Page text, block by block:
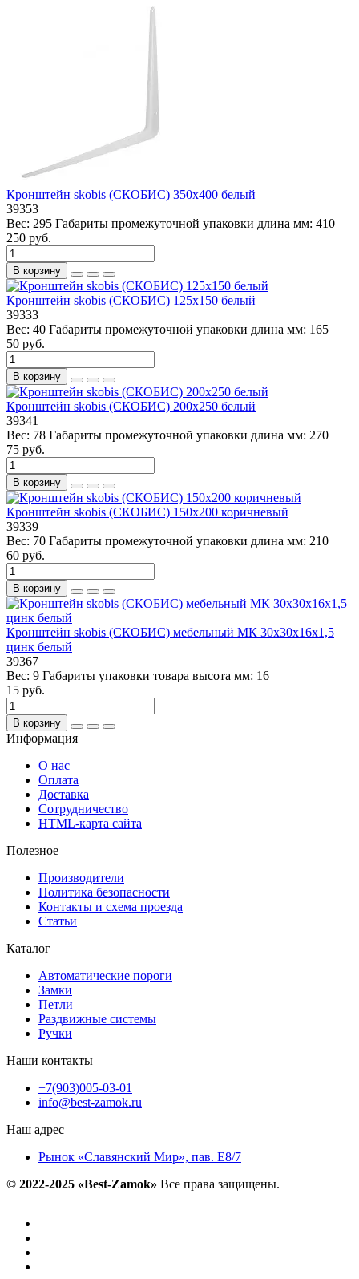
Кронштейн skobis (СКОБИС) 350x400 белый
39353
Вес: 295 Габариты промежуточной упаковки длина мм: 410
250 руб.
В корзину
Кронштейн skobis (СКОБИС) 125x150 белый
39333
Вес: 40 Габариты промежуточной упаковки длина мм: 165
50 руб.
В корзину
Кронштейн skobis (СКОБИС) 200x250 белый
39341
Вес: 78 Габариты промежуточной упаковки длина мм: 270
75 руб.
В корзину
Кронштейн skobis (СКОБИС) 150x200 коричневый
39339
Вес: 70 Габариты промежуточной упаковки длина мм: 210
60 руб.
В корзину
Кронштейн skobis (СКОБИС) мебельный МК 30х30х16х1,5
цинк белый
39367
Вес: 9 Габариты упаковки товара высота мм: 16
15 руб.
В корзину
Информация
О нас
Оплата
Доставка
Сотрудничество
HTML-карта сайта
Полезное
Производители
Политика безопасности
Контакты и схема проезда
Статьи
Каталог
Автоматические пороги
Замки
Петли
Раздвижные системы
Ручки
Наши контакты
+7(903)005-03-01
info@best-zamok.ru
Наш адрес
Рынок «Славянский Мир», пав. Е8/7
© 2022-2025 «Best-Zamok» Все права защищены.